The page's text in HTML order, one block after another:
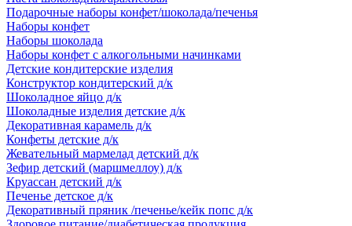
Подарочные наборы конфет/шоколада/печенья
Наборы конфет
Наборы шоколада
Наборы конфет с алкогольными начинками
Детские кондитерские изделия
Конструктор кондитерский д/к
Шоколадное яйцо д/к
Шоколадные изделия детские д/к
Декоративная карамель д/к
Конфеты детские д/к
Жевательный мармелад детский д/к
Зефир детский (маршмеллоу) д/к
Круассан детский д/к
Печенье детское д/к
Декоративный пряник /печенье/кейк попс д/к